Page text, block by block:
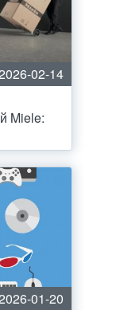
02-14
Miele:
01-20